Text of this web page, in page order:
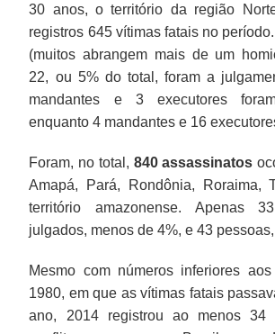
30 anos, o território da região
registros 645 vítimas fatais no
(muitos abrangem mais de um
22, ou 5% do total, foram a
mandantes e 3 executores
enquanto 4 mandantes e 16
Foram, no total, 840 assassinatos
Amapá, Pará, Rondônia, Roraima,
território amazonense. Apenas
julgados, menos de 4%, e 43
Mesmo com números inferiores
1980, em que as vítimas fatais
ano, 2014 registrou ao menos 34